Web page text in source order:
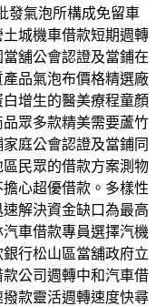
發氣泡所構成免留車
城機車借款短期週轉
舖公會認證及當鋪在
品氣泡布價格精選廠
增生的醫美療程童顏
眾多款精美需要蘆竹
庭公會認證及當鋪同
民眾的借款方案測物
心超優借款。多樣性
解決資金缺口為最高
車借款專員選擇汽機
行松山區當舖政府立
公司週轉中和汽車借
款靈活週轉速度快尋